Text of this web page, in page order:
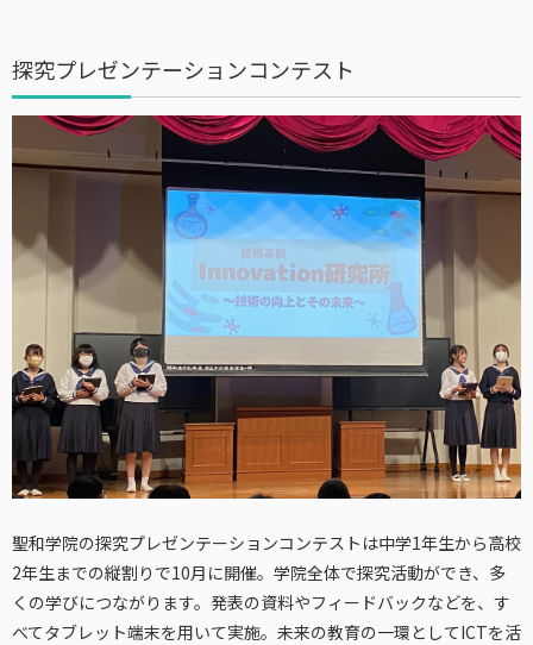
探究プレゼンテーションコンテスト
聖和学院の探究プレゼンテーションコンテストは中学1年生から高校
2年生までの縦割りで10月に開催。学院全体で探究活動ができ、多
くの学びにつながります。発表の資料やフィードバックなどを、す
べてタブレット端末を用いて実施。未来の教育の一環としてICTを活